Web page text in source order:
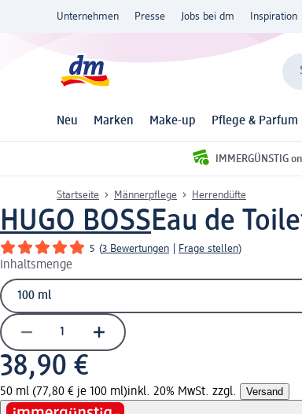
Unternehmen Presse Jobs bei dm Inspiration
Neu Marken Make-up Pflege & Parfum
IMMERGÜNSTIG
Startseite Männerpflege Herrendüfte
HUGO BOSSEau de
5 (3 Bewertungen Frage stellen)
Inhaltsmenge
38,90 €
50 ml (77,80 € je 100 ml)inkl. 20% MwSt. zzgl. Versand